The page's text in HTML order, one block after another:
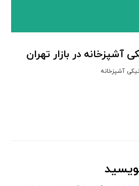
آشپزخانه در بازار تهران
آشپزخانه